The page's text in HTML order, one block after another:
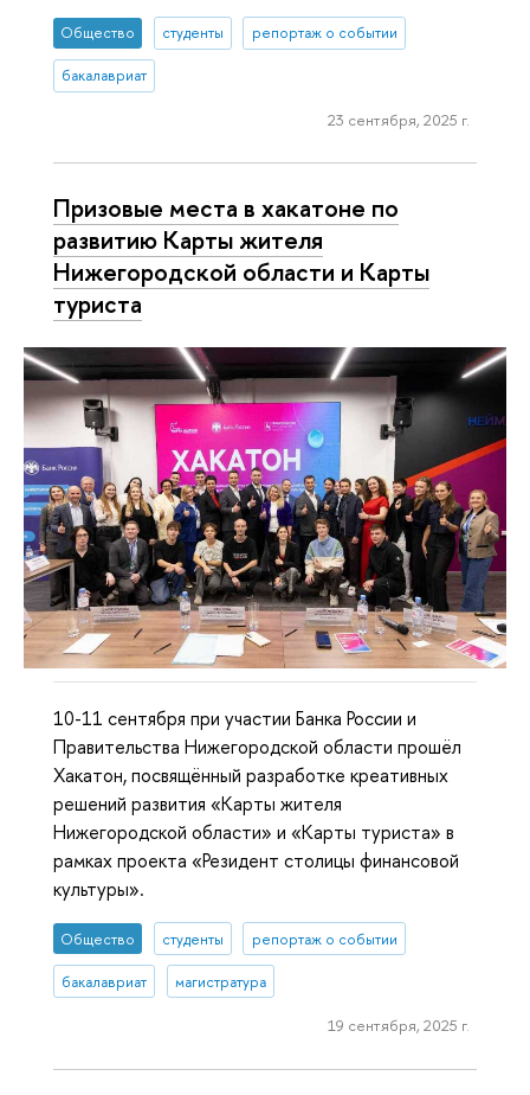
Общество студенты репортаж о событии
бакалавриат
23 сентября, 2025 г.
Призовые места в хакатоне по
развитию Карты жителя
Нижегородской области и Карты
туриста
10-11 сентября при участии Банка России и
Правительства Нижегородской области прошёл
Хакатон, посвящённый разработке креативных
решений развития «Карты жителя
Нижегородской области» и «Карты туриста» в
рамках проекта «Резидент столицы финансовой
культуры».
Общество студенты репортаж о событии
бакалавриат магистратура
19 сентября, 2025 г.